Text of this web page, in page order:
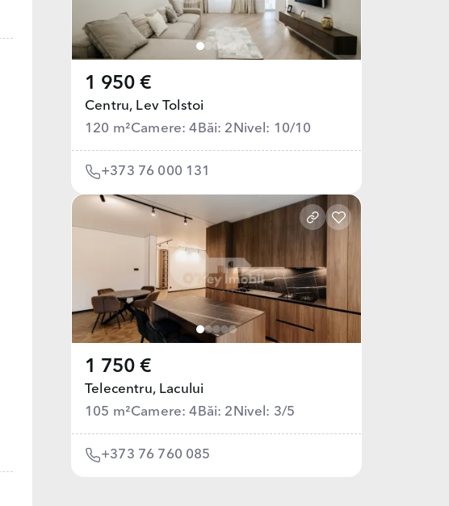
1 950 €
Centru, Lev Tolstoi
120 m²Camere: 4 Băi: 2 Nivel: 10/10
+373 76 000 131
1 750 €
Telecentru,Lacului
105 m²Camere: 4 Băi: 2 Nivel: 3/5
+373 76 760 085